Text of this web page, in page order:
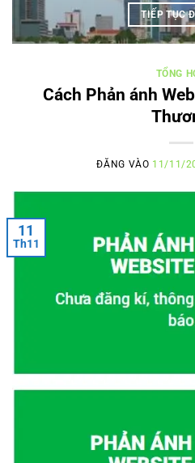
TIẾP TỤC
TỔNG
Cách Phản ánh
ĐĂNG VÀO 11/11/
11
Th11